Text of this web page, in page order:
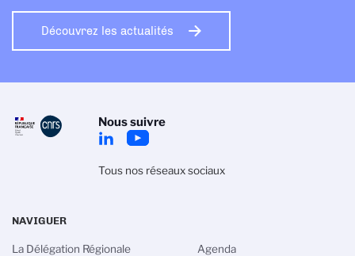
Découvrez les actualités
Nous suivre
Tous nos réseaux sociaux
NAVIGUER
La Délégation Régionale Agenda